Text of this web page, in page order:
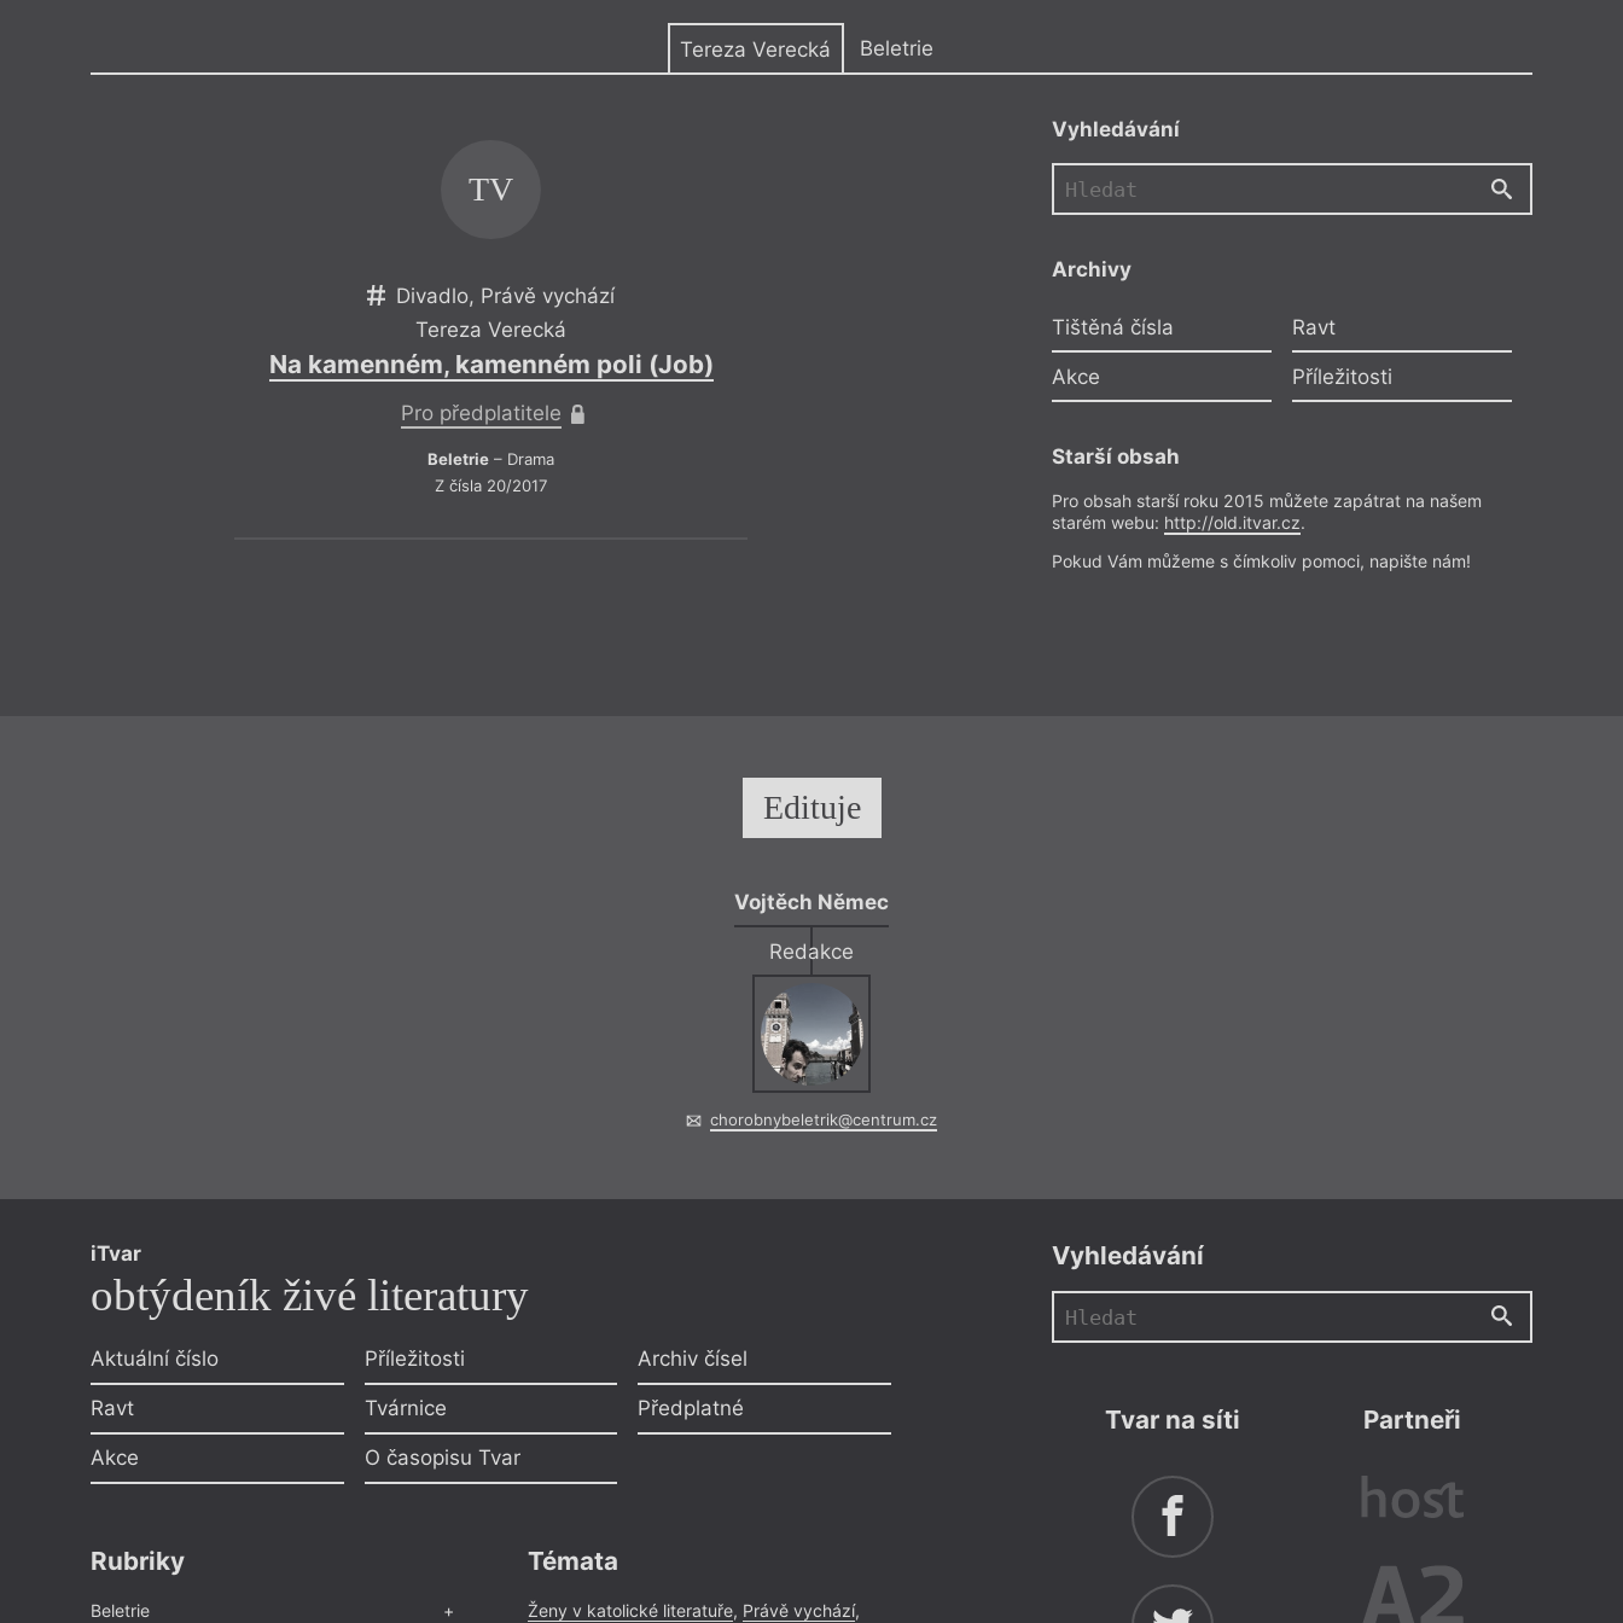
Tereza Verecká Beletrie
TV
Divadlo, Právě vychází
Tereza Verecká
Na kamenném, kamenném poli (Job)
Pro předplatitele
Beletrie – Drama
Z čísla 20/2017
TV
Tereza Verecká
Na kamenném, kamenném poli (Job)
Beletrie – Drama
Vyhledávání
Archivy
Tištěná čísla Ravt
Akce Příležitosti
Starší obsah
Pro obsah starší roku 2015 můžete zapátrat na našem
starém webu: http://old.itvar.cz.
Pokud Vám můžeme s čímkoliv pomoci, napište nám!
Edituje
Vojtěch Němec
Redakce
chorobnybeletrik@centrum.cz
iTvar
obtýdeník živé literatury
Aktuální číslo
Ravt
Akce
Příležitosti
Tvárnice
O časopisu Tvar
Archiv čísel
Předplatné
Rubriky
Beletrie
Témata
Ženy v katolické literatuře, Právě vychází,
Vyhledávání
Tvar na síti Partneři